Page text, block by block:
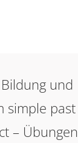
und
simple past
– Übungen